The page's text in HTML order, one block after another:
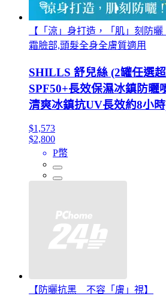
【「涼」身打造，「肌」刻防
霜臉部,頭髮全身全膚質適用
SHILLS 舒兒絲 (2罐任選
SPF50+長效保濕冰鎮防曬
清爽冰鎮抗UV長效約8小
$1,573
$2,800
P幣
【防曬抗黑 不容「膚」視】